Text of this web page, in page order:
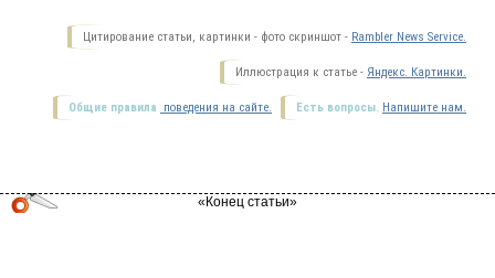
Цитирование статьи, картинки - фото скриншот - Rambler News Service.
Иллюстрация к статье - Яндекс. Картинки.
Есть вопросы. Напишите нам.
Общие правила поведения на сайте.